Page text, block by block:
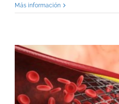
Más información